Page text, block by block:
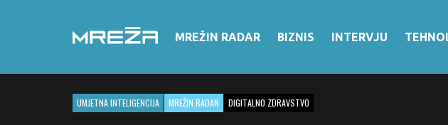
MREŽIN RADAR BIZNIS INTERVJU
UMJETNA INTELIGENCIJA MREŽIN RADAR DIGITALNO ZDRAVSTVO